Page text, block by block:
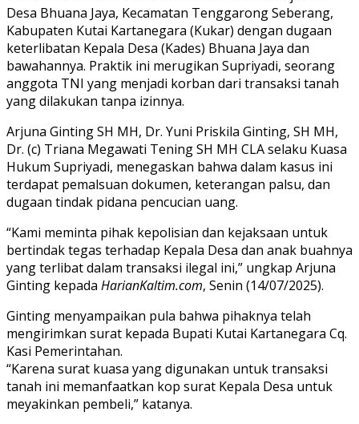
Desa Bhuana Jaya, Kecamatan Tenggarong Seberang,
Kabupaten Kutai Kartanegara (Kukar) dengan dugaan
keterlibatan Kepala Desa (Kades) Bhuana Jaya dan
bawahannya. Praktik ini merugikan Supriyadi, seorang
anggota TNI yang menjadi korban dari transaksi tanah
yang dilakukan tanpa izinnya.
Arjuna Ginting SH MH, Dr. Yuni Priskila Ginting, SH MH,
Dr. (c) Triana Megawati Tening SH MH CLA selaku Kuasa
Hukum Supriyadi, menegaskan bahwa dalam kasus ini
terdapat pemalsuan dokumen, keterangan palsu, dan
dugaan tindak pidana pencucian uang.
“Kami meminta pihak kepolisian dan kejaksaan untuk
bertindak tegas terhadap Kepala Desa dan anak buahnya
yang terlibat dalam transaksi ilegal ini,” ungkap Arjuna
Ginting kepada HarianKaltim.com, Senin (14/07/2025).
Ginting menyampaikan pula bahwa pihaknya telah
mengirimkan surat kepada Bupati Kutai Kartanegara Cq.
Kasi Pemerintahan.
“Karena surat kuasa yang digunakan untuk transaksi
tanah ini memanfaatkan kop surat Kepala Desa untuk
meyakinkan pembeli,” katanya.